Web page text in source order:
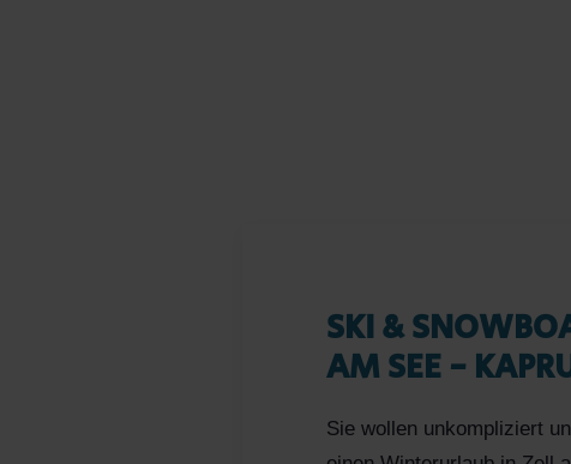
SKI &
AM SEE -
Sie wollen unkompliziert